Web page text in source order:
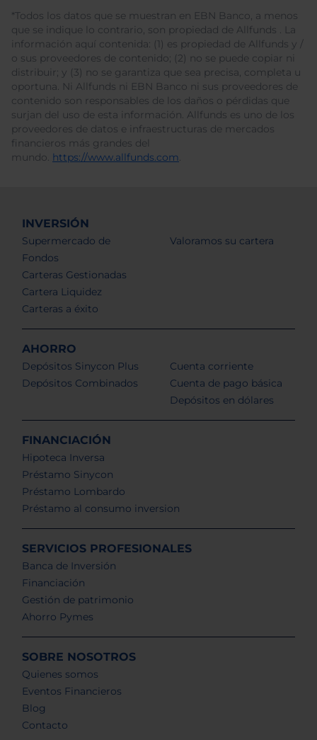
*Todos los datos que se muestran en EBN Banco, a menos
que se indique lo contrario, son propiedad de Allfunds . La
información aquí contenida: (1) es propiedad de Allfunds y /
o sus proveedores de contenido; (2) no se puede copiar ni
distribuir; y (3) no se garantiza que sea precisa, completa u
oportuna. Ni Allfunds ni EBN Banco ni sus proveedores de
contenido son responsables de los daños o pérdidas que
surjan del uso de esta información. Allfunds es uno de los
proveedores de datos e infraestructuras de mercados
financieros más grandes del
mundo. https://www.allfunds.com.
INVERSIÓN
Supermercado de
Fondos
Carteras Gestionadas
Cartera Liquidez
Carteras a éxito
Valoramos su cartera
AHORRO
Depósitos Sinycon Plus
Depósitos Combinados
Cuenta corriente
Cuenta de pago básica
Depósitos en dólares
FINANCIACIÓN
Hipoteca Inversa
Préstamo Sinycon
Préstamo Lombardo
Préstamo al consumo inversion
SERVICIOS PROFESIONALES
Banca de Inversión
Financiación
Gestión de patrimonio
Ahorro Pymes
SOBRE NOSOTROS
Quienes somos
Eventos Financieros
Blog
Contacto